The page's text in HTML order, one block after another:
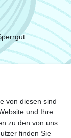
von diesen sind
und Ihre
zu den von uns
finden Sie